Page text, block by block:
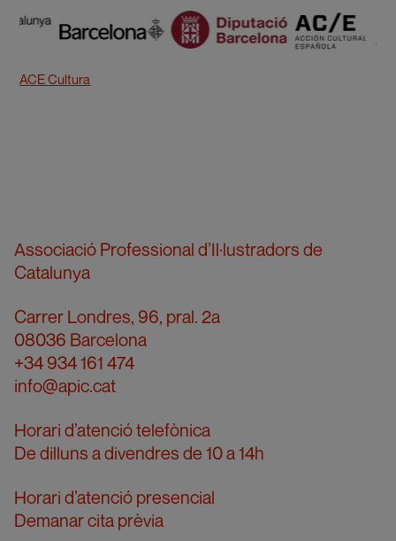
ACE Cultura
Associació Professional d’Il·lustradors de
Catalunya
Carrer Londres, 96, pral. 2a
08036 Barcelona
+34 934 161 474
info@apic.cat
Horari d’atenció telefònica
De dilluns a divendres de 10 a 14h
Horari d’atenció presencial
Demanar cita prèvia